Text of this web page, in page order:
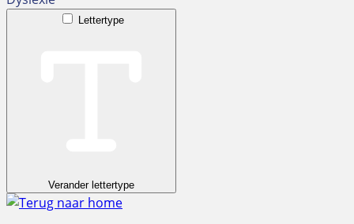
Lettertype
Verander lettertype